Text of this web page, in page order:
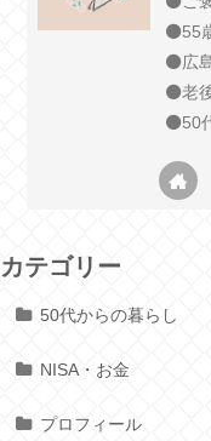
⚫️55
⚫️広
⚫️老
⚫️50
カテゴリー
50代からの暮らし
NISA・お金
プロフィール